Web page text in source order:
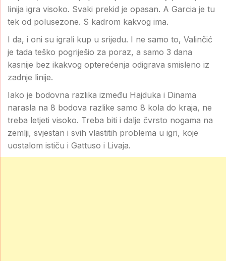
linija igra visoko. Svaki prekid je opasan. A Garcia je tu
tek od polusezone. S kadrom kakvog ima.
I da, i oni su igrali kup u srijedu. I ne samo to, Valinčić
je tada teško pogriješio za poraz, a samo 3 dana
kasnije bez ikakvog opterećenja odigrava smisleno iz
zadnje linije.
Iako je bodovna razlika između Hajduka i Dinama
narasla na 8 bodova razlike samo 8 kola do kraja, ne
treba letjeti visoko. Treba biti i dalje čvrsto nogama na
zemlji, svjestan i svih vlastitih problema u igri, koje
uostalom ističu i Gattuso i Livaja.